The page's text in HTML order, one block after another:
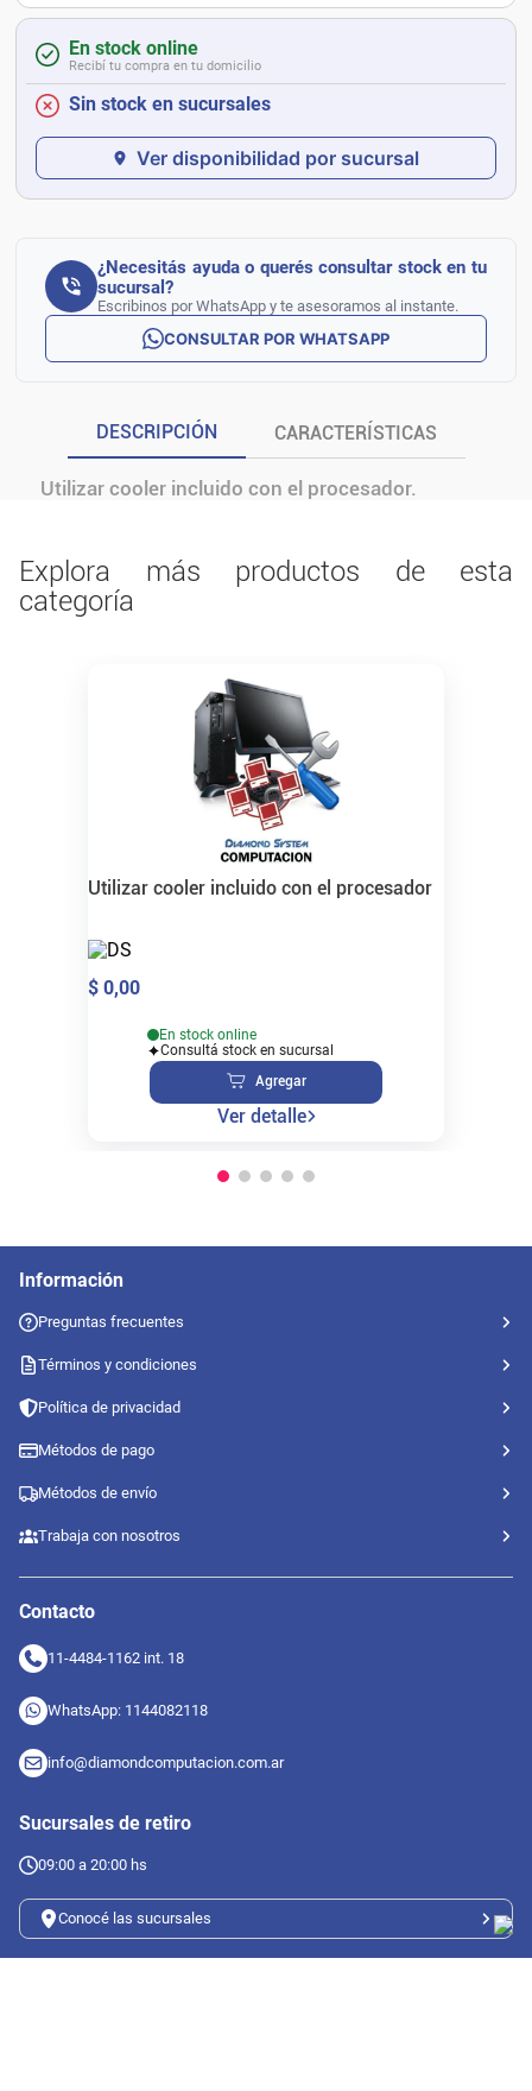
En stock online
Recibí tu compra en tu domicilio
Sin stock en sucursales
Ver disponibilidad por sucursal
¿Necesitás ayuda o querés consultar stock en tu
sucursal?
Escribinos por WhatsApp y te asesoramos al instante.
CONSULTAR POR WHATSAPP
DESCRIPCIÓN CARACTERÍSTICAS
Utilizar cooler incluido con el procesador.
Explora más productos de esta
categoría
Utilizar cooler incluido con el procesador
$ 0,00
En stock online
Consultá stock en sucursal
Agregar
Ver detalle
Información
Preguntas frecuentes
Términos y condiciones
Política de privacidad
Métodos de pago
Métodos de envío
Trabaja con nosotros
Contacto
11-4484-1162 int. 18
WhatsApp: 1144082118
info@diamondcomputacion.com.ar
Sucursales de retiro
09:00 a 20:00 hs
Conocé las sucursales